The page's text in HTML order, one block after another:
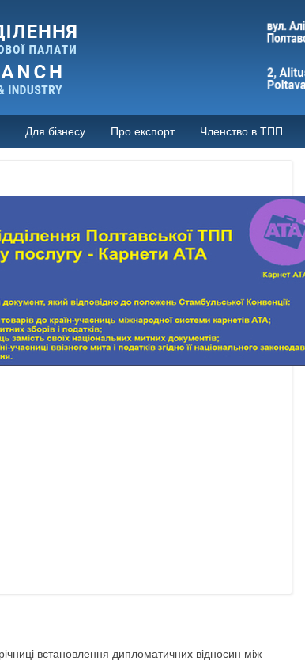
Для бізнесу Про експорт Членство в ТПП
встановлення дипломатичних вiдносин мiж